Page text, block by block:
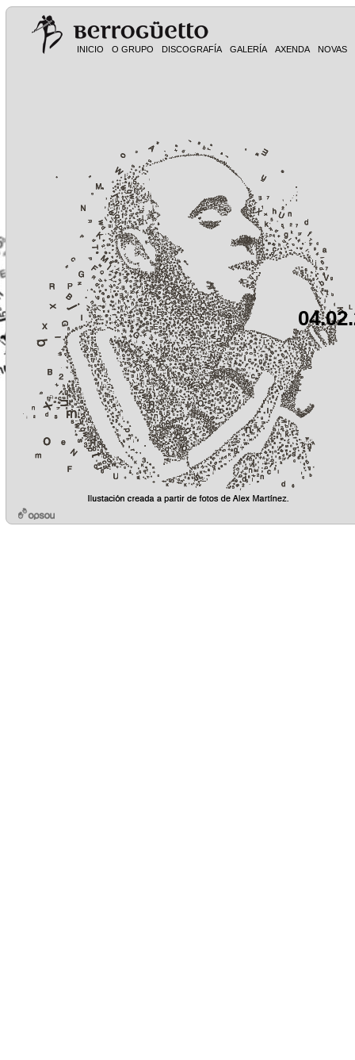
INICIO O GRUPO DISCOGRAFÍA GALERÍA AXENDA NOVAS